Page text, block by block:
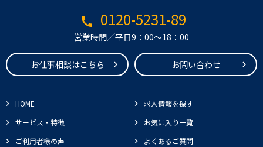
call 0120-5231-89
営業時間／平日9：00～18：00
お仕事相談はこちら お問い合わせ
HOME
求人情報を探す
サービス・特徴
お気に入り一覧
ご利用者様の声
よくあるご質問